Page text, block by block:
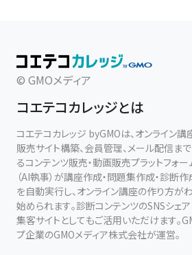
© GMOメディア
コエテコカレッジとは
コエテコカレッジ byGMOは、オンライン講
販売サイト構築、会員管理、メール配信ま
るコンテンツ販売・動画販売プラットフォー
（AI執事）が講座作成・問題集作成・診断
を自動実行し、オンライン講座の作り方が
始められます。診断コンテンツのSNSシェ
集客サイトとしてもご活用いただけます。
プ企業のGMOメディア株式会社が運営。